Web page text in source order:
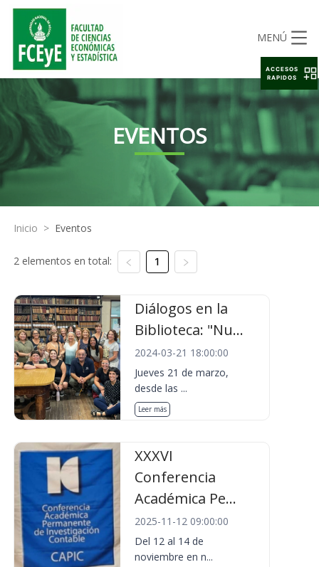
MENÚ
EVENTOS
Inicio > Eventos
2 elementos en total: 1
Diálogos en la
Biblioteca: "Nu...
2024-03-21 18:00:00
Jueves 21 de marzo,
desde las ...
Leer más
XXXVI
Conferencia
Académica Pe...
2025-11-12 09:00:00
Del 12 al 14 de
noviembre en n...
ACCESOS
RAPIDOS